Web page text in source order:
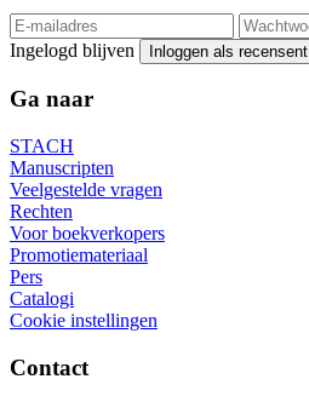
Ingelogd blijven Inloggen als recensent
Ga naar
STACH
Manuscripten
Veelgestelde vragen
Rechten
Voor boekverkopers
Promotiemateriaal
Pers
Catalogi
Cookie instellingen
Contact